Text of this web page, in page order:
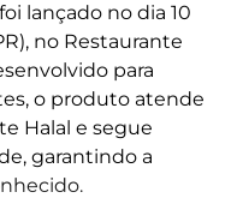
lançado no dia 10
no Restaurante
para
o produto atende
Halal e segue
garantindo a